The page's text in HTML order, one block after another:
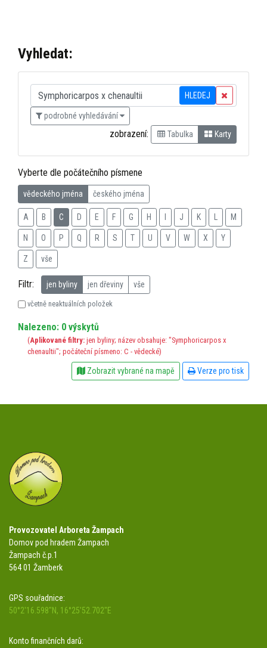
Vyhledat:
HLEDEJ
podrobné vyhledávání
zobrazení: Tabulka Karty
Vyberte dle počátečního písmene
vědeckého jména českého jména
A B C D E F G H J K M
N O P Q R S T U V W X Y
Z vše
Filtr: jen byliny jen dřeviny vše
včetně neaktuálních položek
Nalezeno: 0 výskytů
(Aplikované filtry: jen byliny; název obsahuje: "Symphoricarpos x
chenaultii"; počáteční písmeno: C - vědecké)
Zobrazit vybrané na mapě Verze pro tisk
Provozovatel Arboreta Žampach
Domov pod hradem Žampach
Žampach č.p.1
564 01 Žamberk
GPS souřadnice:
50°2'16.598"N, 16°25'52.702"E
Konto finančních darů: